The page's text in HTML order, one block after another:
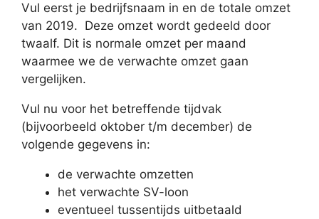
Vul eerst je bedrijfsnaam in en de totale omzet
van 2019. Deze omzet wordt gedeeld door
twaalf. Dit is normale omzet per maand
waarmee we de verwachte omzet gaan
vergelijken.
Vul nu voor het betreffende tijdvak
(bijvoorbeeld oktober t/m december) de
volgende gegevens in:
de verwachte omzetten
het verwachte SV-loon
eventueel tussentijds uitbetaald